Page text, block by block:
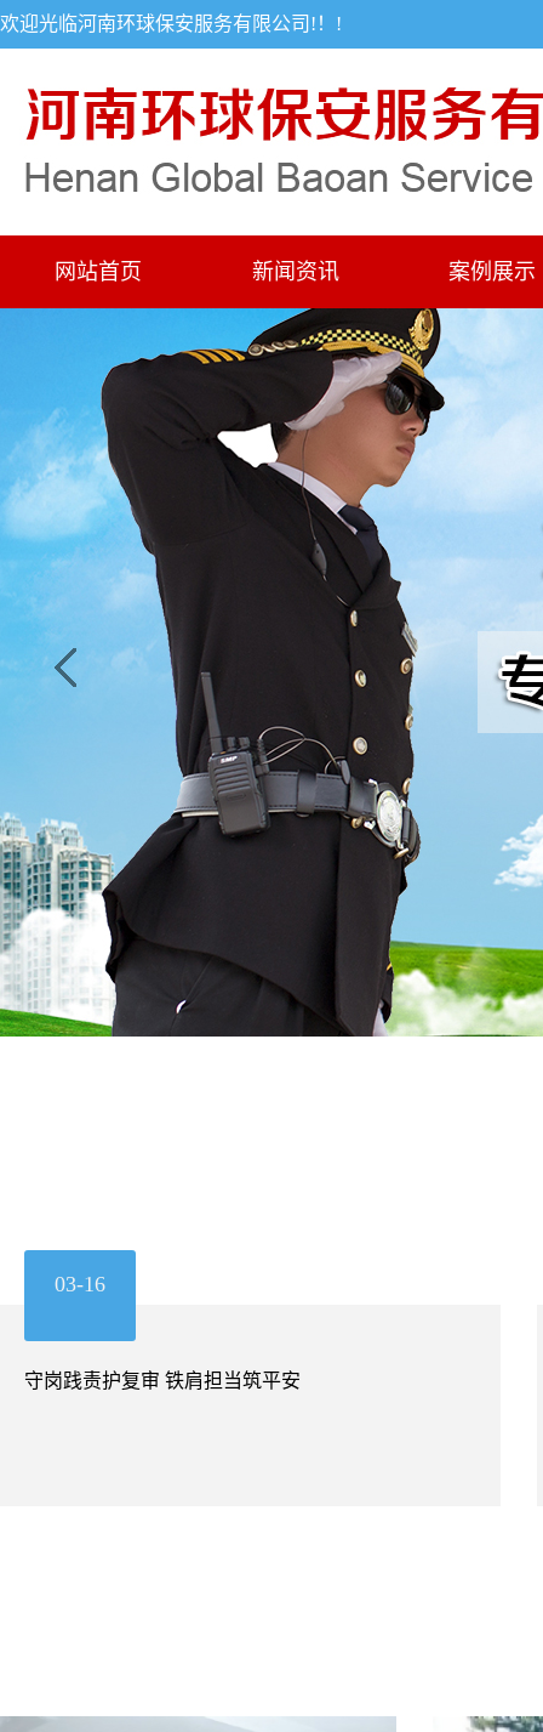
欢迎光临河南环球保安服务有限公司!！!
网站首页 新闻资讯 案例展示
03-16
守岗践责护复审 铁肩担当筑平安